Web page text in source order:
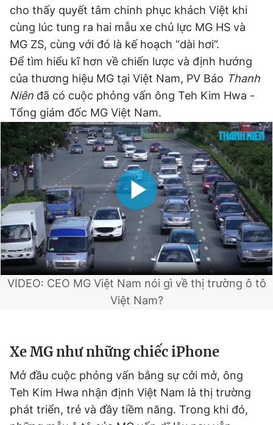
Giấy phép xuất bản số 110/GP - BTTTT cấp ngày 24.3.2020
© 2003-2026 Bản quyền thuộc về Báo Thanh Niên. Cấm sao
chép dưới mọi hình thức nếu không có sự chấp thuận bằng văn
bản. Phát triển bởi ePi Technologies, JSC.
cho thấy quyết tâm chinh phục khách Việt khi
cùng lúc tung ra hai mẫu xe chủ lực MG HS và
MG ZS, cùng với đó là kế hoạch “dài hơi”.
Để tìm hiểu kĩ hơn về chiến lược và định hướng
của thương hiệu MG tại Việt Nam, PV Báo Thanh
Niên đã có cuộc phỏng vấn ông Teh Kim Hwa -
Tổng giám đốc MG Việt Nam.
VIDEO: CEO MG Việt Nam nói gì về thị trường ô tô
Việt Nam?
Xe MG như những chiếc iPhone
Mở đầu cuộc phỏng vấn bằng sự cởi mở, ông
Teh Kim Hwa nhận định Việt Nam là thị trường
phát triển, trẻ và đầy tiềm năng. Trong khi đó,